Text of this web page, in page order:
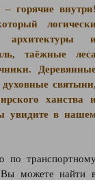
горячие
архитектуры
таёжные
ханства
увидите в
по
Вы можете найти